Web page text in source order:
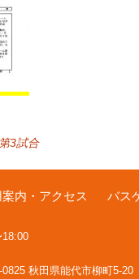
3試合
内・アクセス バス
18:00
0825 秋田県能代市柳町5-20